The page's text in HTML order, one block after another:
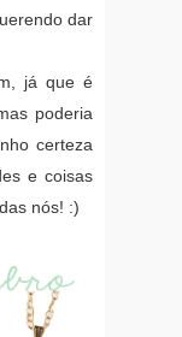
dar
já que é
poderia
certeza
e coisas
nós! :)